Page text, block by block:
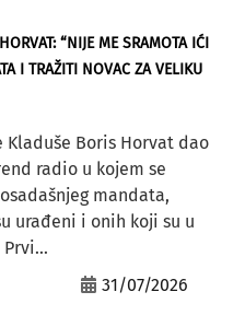
“NIJE ME SRAMOTA IĆI
I TRAŽITI NOVAC ZA VELIKU
Kladuše Boris Horvat dao
radio u kojem se
mandata,
urađeni i onih koji su u
31/07/2026